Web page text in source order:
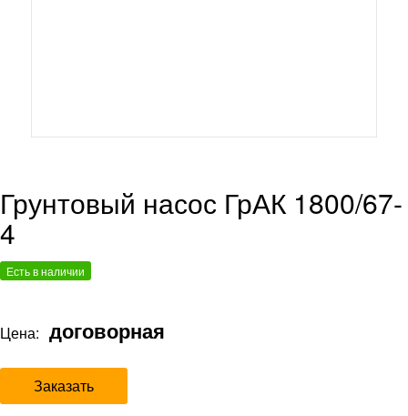
Грунтовый насос ГрАК 1800/67-
4
Есть в наличии
Цена: договорная
Заказать